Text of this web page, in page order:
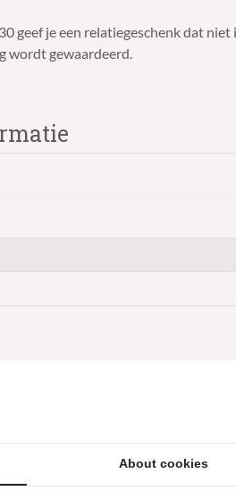
geef je een relatiegeschenk dat
wordt gewaardeerd.
About cookies